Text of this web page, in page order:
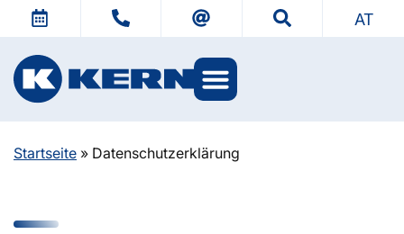
AT
Startseite » Datenschutzerklärung